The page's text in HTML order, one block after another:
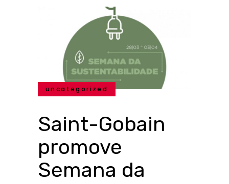
uncategorized
Saint-Gobain
promove
Semana da